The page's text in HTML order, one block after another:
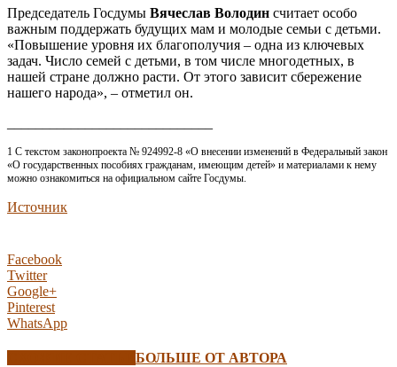
Председатель Госдумы Вячеслав Володин считает особо
важным поддержать будущих мам и молодые семьи с детьми.
«Повышение уровня их благополучия – одна из ключевых
задач. Число семей с детьми, в том числе многодетных, в
нашей стране должно расти. От этого зависит сбережение
нашего народа», – отметил он.
1 С текстом законопроекта № 924992-8 «О внесении изменений в Федеральный закон
«О государственных пособиях гражданам, имеющим детей» и материалами к нему
можно ознакомиться на официальном сайте Госдумы.
Источник
Facebook
Twitter
Google+
Pinterest
WhatsApp
БОЛЬШЕ ОТ АВТОРА